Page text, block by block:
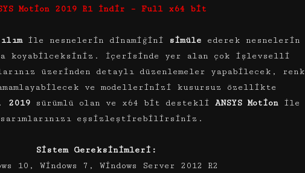
Motion 2019 R1 İndir – Full x64 bit
ile nesnelerin dinamiğini simüle ederek nesnelerin
koyabilceksiniz. İçerisinde yer alan çok işlevselli
üzerinden detaylı düzenlemeler yapabilecek, renk
ve modellerinizi kusursuz özellikte
2019 sürümlü olan ve x64 bit destekli ANSYS Motion ile
eşsizleştirebilirsiniz.
Sistem Gereksinimleri:
10, Windows 7, Windows Server 2012 R2